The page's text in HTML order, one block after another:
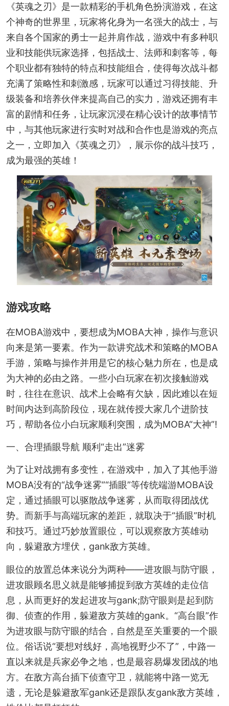
《英魂之刃》是一款精彩的手机角色扮演游戏，在这
个神奇的世界里，玩家将化身为一名强大的战士，与
来自各个国家的勇士一起并肩作战，游戏中有多种职
业和技能供玩家选择，包括战士、法师和刺客等，每
个职业都有独特的特点和技能组合，使得每次战斗都
充满了策略性和刺激感，玩家可以通过习得技能、升
级装备和培养伙伴来提高自己的实力，游戏还拥有丰
富的剧情和任务，让玩家沉浸在精心设计的故事情节
中，与其他玩家进行实时对战和合作也是游戏的亮点
之一，立即加入《英魂之刃》，展示你的战斗技巧，
成为最强的英雄！
游戏攻略
在MOBA游戏中，要想成为MOBA大神，操作与意识
向来是第一要素。作为一款讲究战术和策略的MOBA
手游，策略与操作并用是它的核心魅力所在，也是成
为大神的必由之路。一些小白玩家在初次接触游戏
时，往往在意识、战术上会略有欠缺，因此难以在短
时间内达到高阶段位，现在就传授大家几个进阶技
巧，帮助各位小白玩家顺利突围，成为MOBA“大神”!
一、合理插眼导航 顺利“走出”迷雾
为了让对战拥有多变性，在游戏中，加入了其他手游
MOBA没有的“战争迷雾”“插眼”等传统端游MOBA设
定，通过插眼可以驱散战争迷雾，从而取得团战优
势。而新手与高端玩家的差距，就取决于“插眼”时机
和技巧。通过巧妙放置眼位，可以观察敌方英雄动
向，躲避敌方埋伏，gank敌方英雄。
眼位的放置总体来说分为两种——进攻眼与防守眼，
进攻眼顾名思义就是能够捕捉到敌方英雄的走位信
息，从而更好的发起进攻与gank;防守眼则是起到防
御、侦查的作用，躲避敌方英雄的gank。“高台眼”作
为进攻眼与防守眼的结合，自然是至关重要的一个眼
位。俗话说“要想对线好，高地视野少不了”，中路一
直以来就是兵家必争之地，也是最容易爆发团战的地
方。在敌方高台插下侦查守卫，就能将中路一览无
遗，无论是躲避敌军gank还是跟队友gank敌方英雄，